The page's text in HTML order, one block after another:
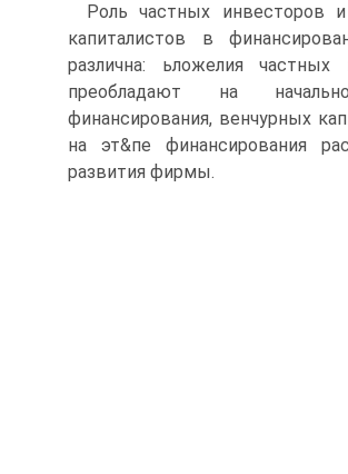
Роль частных инвесторов
капиталистов в
различна: ьложелия частных
преобладают на
финансирования, венчурных
на эт&пе финансирования
развития фирмы.